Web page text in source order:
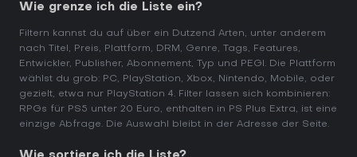
Wie grenze ich die Liste ein?
Filtern kannst du auf über ein Dutzend Arten, unter anderem
nach Titel, Preis, Plattform, DRM, Genre, Tags, Features,
Entwickler, Publisher, Abonnement, Typ und PEGI. Die Plattform
wählst du grob: PC, PlayStation, Xbox, Nintendo, Mobile, oder
gezielt, etwa nur PlayStation 4. Filter lassen sich kombinieren:
RPGs für PS5 unter 20 Euro, enthalten in PS Plus Extra, ist eine
einzige Abfrage. Die Auswahl bleibt in der Adresse der Seite.